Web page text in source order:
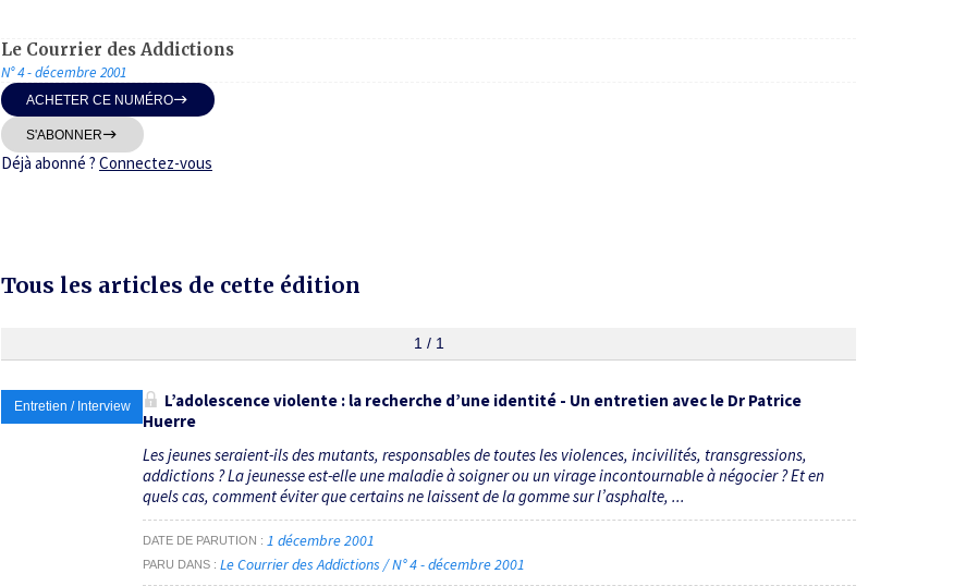
Le Courrier des Addictions
N° 4 - décembre 2001
ACHETER CE NUMÉRO
S'ABONNER
Déjà abonné ? Connectez-vous
Tous les articles de cette édition
1 / 1
Entretien / Interview
L’adolescence violente : la recherche d’une identité - Un entretien avec le Dr Patrice
Huerre
Les jeunes seraient-ils des mutants, responsables de toutes les violences, incivilités, transgressions,
addictions ? La jeunesse est-elle une maladie à soigner ou un virage incontournable à négocier ? Et en
quels cas, comment éviter que certains ne laissent de la gomme sur l’asphalte, ...
DATE DE PARUTION 1 décembre 2001
PARU DANS Le Courrier des Addictions / N° 4 - décembre 2001